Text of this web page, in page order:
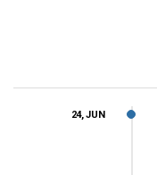
24, JUN